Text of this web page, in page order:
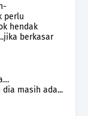
perlu
hendak
berkasar
masih ada...